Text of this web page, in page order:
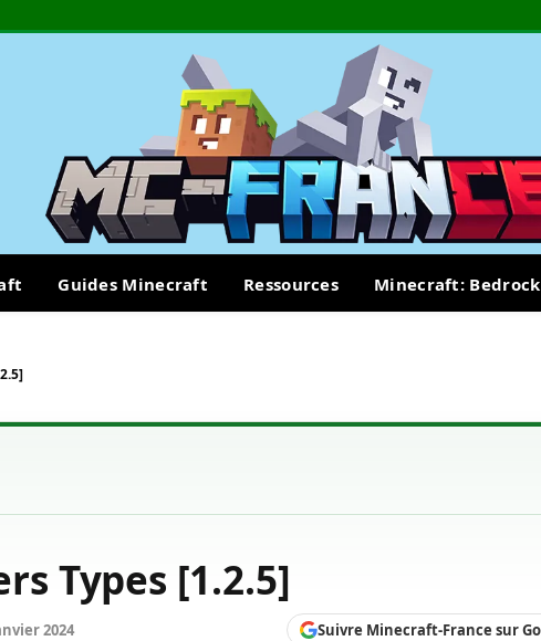
Guides Minecraft Ressources Minecraft:
Types [1.2.5]
2024 Suivre Minecraft-France sur